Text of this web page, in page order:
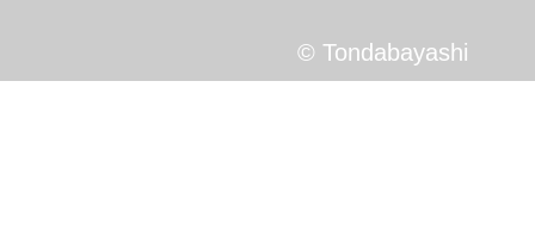
© Tondabayashi